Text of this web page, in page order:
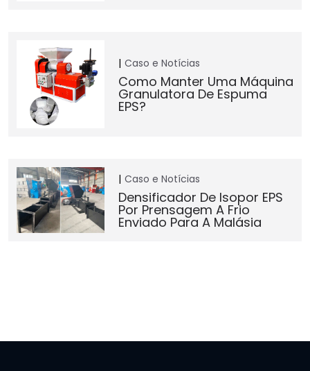
Caso e Notícias
Como Manter Uma Máquina
Granulatora De Espuma
EPS?
Caso e Notícias
Densificador De Isopor EPS
Por Prensagem A Frio
Enviado Para A Malásia